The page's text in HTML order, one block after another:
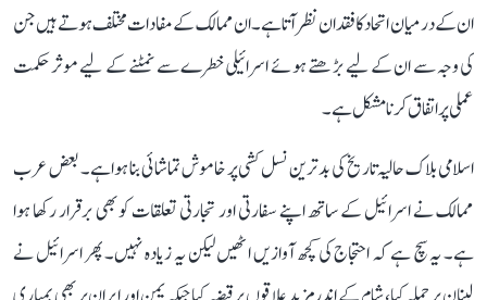
ان کے درمیان اتحاد کا فقدان نظر آتا ہے۔ ان ممالک کے مفادات مختلف ہوتے ہیں جن
کی وجہ سے ان کے لیے بڑھتے ہوئے اسرائیلی خطرے سے نمٹنے کے لیے موثر حکمت
عملی پر اتفاق کرنا مشکل ہے۔
اسلامی بلاک حالیہ تاریخ کی بدترین نسل کشی پر خاموش تماشائی بنا ہوا ہے۔ بعض عرب
ممالک نے اسرائیل کے ساتھ اپنے سفارتی اور تجارتی تعلقات کو بھی برقرار رکھا ہوا
ہے۔ یہ سچ ہے کہ احتجاج کی کچھ آوازیں اٹھیں لیکن یہ زیادہ نہیں۔ پھر اسرائیل نے